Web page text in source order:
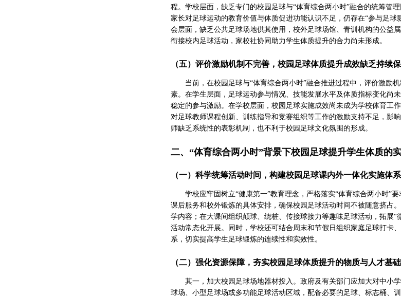
程。学校层面，缺乏专门的校园足球与“体育综合两小时”融合的统筹管
家长对足球运动的教育价值与体质促进功能认识不足，仍存在“参与足
会层面，缺乏公共足球场地供其使用，校外足球场馆、青训机构的公益
衔接校内足球活动，家校社协同助力学生体质提升的合力尚未形成。
（五）评价激励机制不完善，校园足球体质提升成效缺乏持续
当前，在校园足球与“体育综合两小时”融合推进过程中，评价激励
素。在学生层面，足球运动参与情况、技能发展水平及体质指标变化尚
稳定的参与激励。在学校层面，校园足球实施成效尚未成为学校体育工
对足球教师课程创新、训练指导和竞赛组织等工作的激励支持不足，影
师缺乏系统性的表彰机制，也不利于校园足球文化氛围的形成。
二、“体育综合两小时”背景下校园足球提升学生体质的
（一）科学统筹活动时间，构建校园足球课内外一体化实施体系
学校应牢固树立“健康第一”教育理念，严格落实“体育综合两小时”
课后服务和校外锻炼的具体安排，确保校园足球活动时间不被随意挤占
学内容；在大课间组织颠球、绕桩、传接球接力等趣味足球活动，拓展
活动常态化开展。同时，学校还可结合周末和节假日组织家庭足球打卡
系，切实提高学生足球锻炼的连续性和实效性。
（二）强化资源保障，夯实校园足球体质提升的物质与人才基础
其一，加大校园足球场地器材投入。政府及有关部门应加大对中小
球场、小型足球场或多功能足球活动区域，配备必要的足球、标志桶、